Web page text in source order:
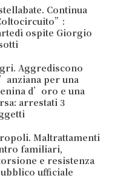
Continua
ospite Giorgio
Aggrediscono
per una
d’oro e una
arrestati 3
Maltrattamenti
familiari,
e resistenza
ufficiale